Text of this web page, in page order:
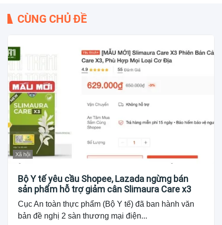
CÙNG CHỦ ĐỀ
Xã hội
Bộ Y tế yêu cầu Shopee, Lazada ngừng bán
sản phẩm hỗ trợ giảm cân Slimaura Care x3
Cục An toàn thực phẩm (Bộ Y tế) đã ban hành văn
bản đề nghị 2 sàn thương mại điện...